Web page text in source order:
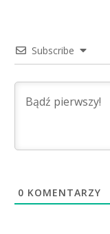
Subscribe
0 KOMENTARZY